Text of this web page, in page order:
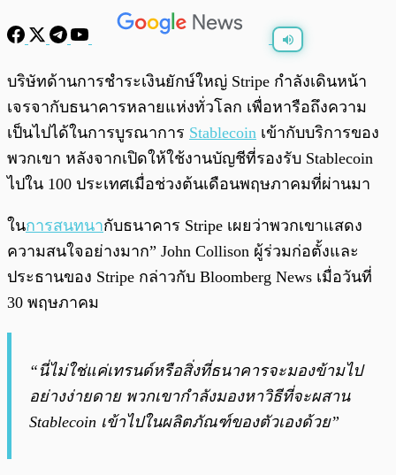
พร้อมเล่น 0:00/ 0:00
บริษัทด้านการชำระเงินยักษ์ใหญ่ Stripe กำลังเดินหน้า
เจรจากับธนาคารหลายแห่งทั่วโลก เพื่อหารือถึงความ
เป็นไปได้ในการบูรณาการ Stablecoin เข้ากับบริการของ
พวกเขา หลังจากเปิดให้ใช้งานบัญชีที่รองรับ Stablecoin
ไปใน 100 ประเทศเมื่อช่วงต้นเดือนพฤษภาคมที่ผ่านมา
ในการสนทนากับธนาคาร Stripe เผยว่าพวกเขาแสดง
ความสนใจอย่างมาก” John Collison ผู้ร่วมก่อตั้งและ
ประธานของ Stripe กล่าวกับ Bloomberg News เมื่อวันที่
30 พฤษภาคม
“นี่ไม่ใช่แค่เทรนด์หรือสิ่งที่ธนาคารจะมองข้ามไป
อย่างง่ายดาย พวกเขากำลังมองหาวิธีที่จะผสาน
Stablecoin เข้าไปในผลิตภัณฑ์ของตัวเองด้วย”